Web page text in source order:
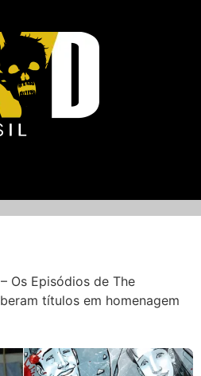
– Os Episódios de The
títulos em homenagem